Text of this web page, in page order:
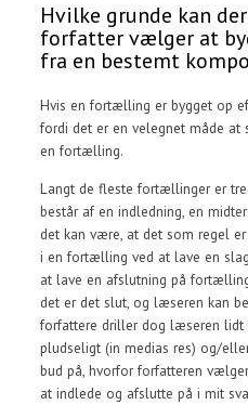
Hvilke grunde kan
forfatter vælger at
fra en bestemt
Hvis en fortælling er bygget op
fordi det er en velegnet måde at
en fortælling.
Langt de fleste fortællinger er
består af en indledning, en
det kan være, at det som regel
i en fortælling ved at lave en
at lave en afslutning på
det er det slut, og læseren kan
forfattere driller dog læseren
pludseligt (in medias res) og/
bud på, hvorfor forfatteren
at indlede og afslutte på i mit